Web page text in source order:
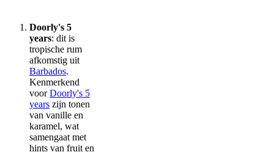
Doorly's 5
years: dit is
tropische rum
afkomstig uit
Barbados.
Kenmerkend
voorDoorly's 5
years zijn tonen
van vanille en
karamel, wat
samengaat met
hints van fruit en